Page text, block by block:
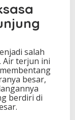
salah
Air terjun ini
besar,
berdiri di